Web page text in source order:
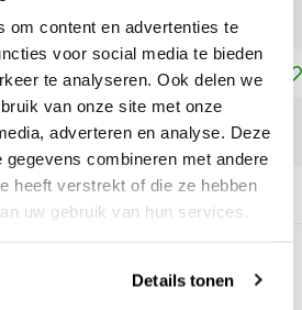
om content en advertenties te
voor social media te bieden
te analyseren. Ook delen we
van onze site met onze
adverteren en analyse. Deze
gegevens combineren met andere
heeft verstrekt of die ze hebben
uw gebruik van hun services.
Details tonen
met kruissteek
aan winkelwagen